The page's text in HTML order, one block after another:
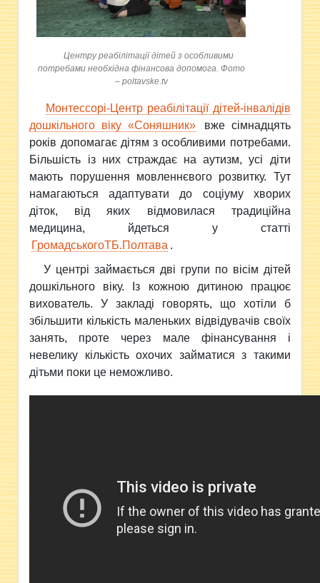
Центру реабілітації дітей з особливими
потребами необхідна фінансова допомога. Фото
– poltavske.tv
Монтессорі-Центр реабілітації дітей-інвалідів
дошкільного віку «Соняшник»
вже сімнадцять
років допомагає дітям з особливими потребами.
Більшість із них страждає на аутизм, усі діти
мають порушення мовленнєвого розвитку. Тут
намагаються адаптувати до соціуму хворих
діток, від яких відмовилася традиційна
медицина, йдеться у статті
ГромадськогоТБ.Полтава .
У центрі займається дві групи по вісім дітей
дошкільного віку. Із кожною дитиною працює
вихователь. У закладі говорять, що хотіли б
збільшити кількість маленьких відвідувачів своїх
занять, проте через мале фінансування і
невелику кількість охочих займатися з такими
дітьми поки це неможливо.